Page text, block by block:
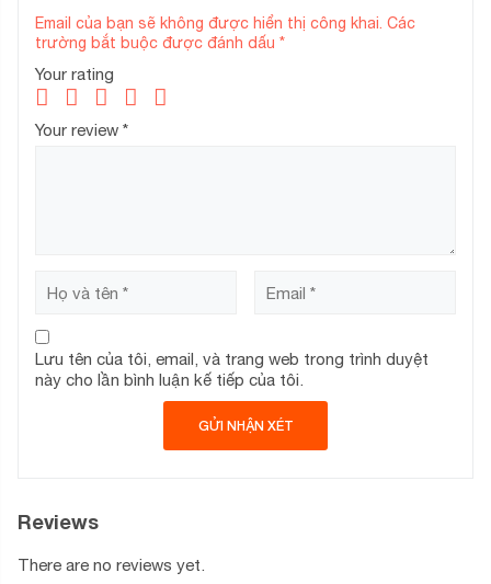
Email của bạn sẽ không được hiển thị công khai. Các
trường bắt buộc được đánh dấu *
Your rating
Your review *
Lưu tên của tôi, email, và trang web trong trình duyệt
này cho lần bình luận kế tiếp của tôi.
Reviews
There are no reviews yet.